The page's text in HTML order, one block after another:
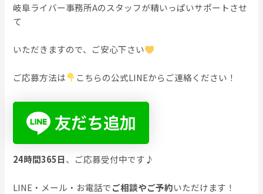
岐阜ライバー事務所Aのスタッフが精いっぱいサポートさせ
て
いただきますので、ご安心下さい
ご応募方法は こちらの公式LINEからご連絡ください！
24時間365日、ご応募受付中です♪
LINE・メール・お電話でご相談やご予約いただけます！